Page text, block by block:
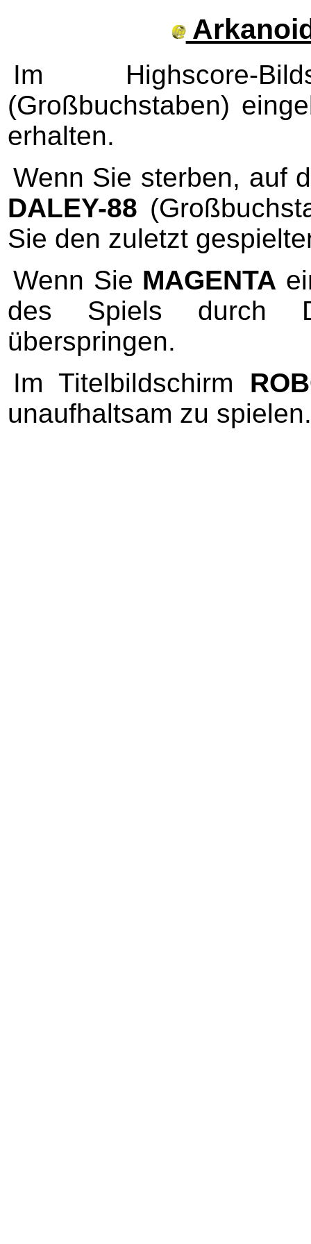
Im Highscore-
(Großbuchstaben)
erhalten.
Wenn Sie sterben, auf
DALEY-88
Sie den zuletzt
Wenn Sie MAGENTA
des Spiels durch
überspringen.
Im Titelbildschirm
unaufhaltsam zu